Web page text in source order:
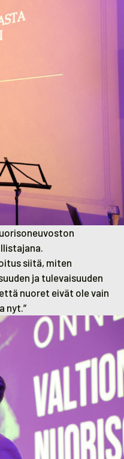
siitä, miten
ja tulevaisuuden
nuoret eivät ole vain
nyt.”